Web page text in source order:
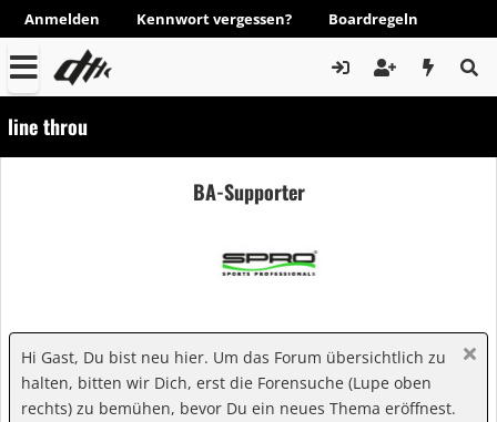
Anmelden Kennwort vergessen? Boardregeln
line throu
BA-Supporter
Hi Gast, Du bist neu hier. Um das Forum übersichtlich zu
halten, bitten wir Dich, erst die Forensuche (Lupe oben
rechts) zu bemühen, bevor Du ein neues Thema eröffnest.